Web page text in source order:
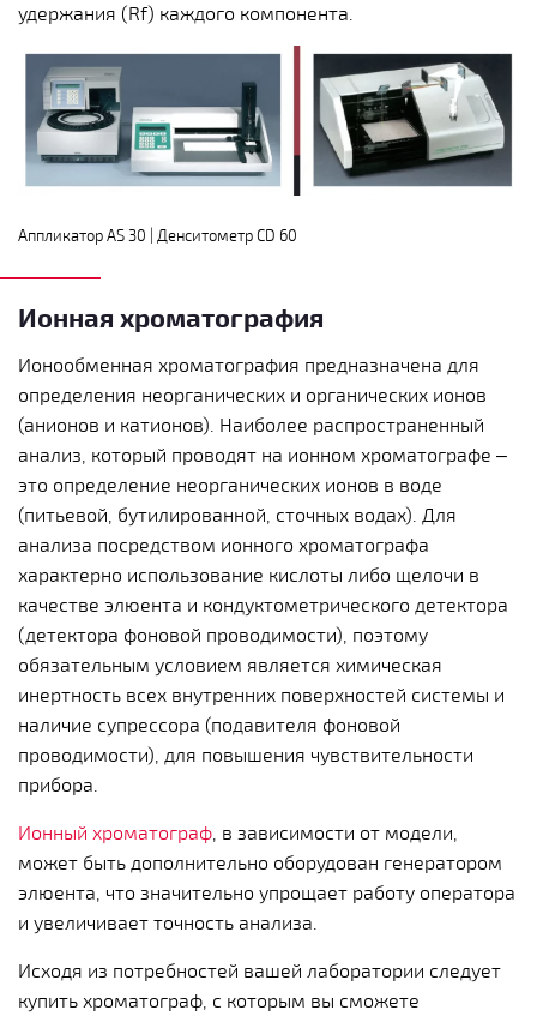
удержания (Rf) каждого компонента.
Аппликатор AS 30 | Денситометр CD 60
Ионная хроматография
Ионообменная хроматография предназначена для
определения неорганических и органических ионов
(анионов и катионов). Наиболее распространенный
анализ, который проводят на ионном хроматографе –
это определение неорганических ионов в воде
(питьевой, бутилированной, сточных водах). Для
анализа посредством ионного хроматографа
характерно использование кислоты либо щелочи в
качестве элюента и кондуктометрического детектора
(детектора фоновой проводимости), поэтому
обязательным условием является химическая
инертность всех внутренних поверхностей системы и
наличие супрессора (подавителя фоновой
проводимости), для повышения чувствительности
прибора.
Ионный хроматограф , в зависимости от модели,
может быть дополнительно оборудован генератором
элюента, что значительно упрощает работу оператора
и увеличивает точность анализа.
Исходя из потребностей вашей лаборатории следует
купить хроматограф, с которым вы сможете